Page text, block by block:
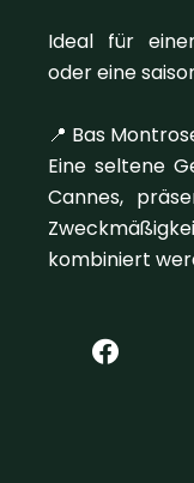
Ideal für
oder eine
📍 Bas
Eine seltene
Cannes,
kombiniert